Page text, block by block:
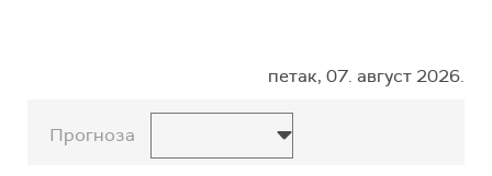
петак, 07. август 2026.
Прогноза